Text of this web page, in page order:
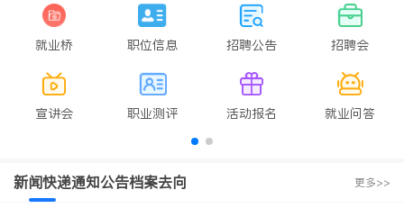
就业桥 职位信息 招聘公告 招聘会
宣讲会 职业测评 活动报名 就业问答
新闻快递通知公告档案去向 更多>>